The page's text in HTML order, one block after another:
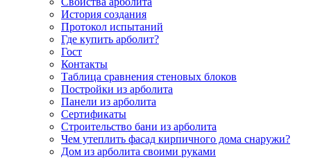
История создания
Протокол испытаний
Где купить арболит?
Гост
Контакты
Таблица сравнения стеновых блоков
Постройки из арболита
Панели из арболита
Сертификаты
Строительство бани из арболита
Чем утеплить фасад кирпичного дома снаружи?
Дом из арболита своими руками